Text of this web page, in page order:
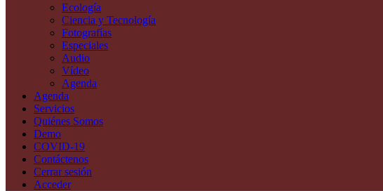
Ecología
Ciencia y Tecnología
Fotografías
Especiales
Audio
Vídeo
Agenda
Agenda
Servicios
Quiénes Somos
Demo
COVID-19
Contáctenos
Cerrar sesión
Acceder